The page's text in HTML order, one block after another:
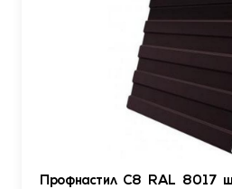
Профнастил С8 RAL 8017